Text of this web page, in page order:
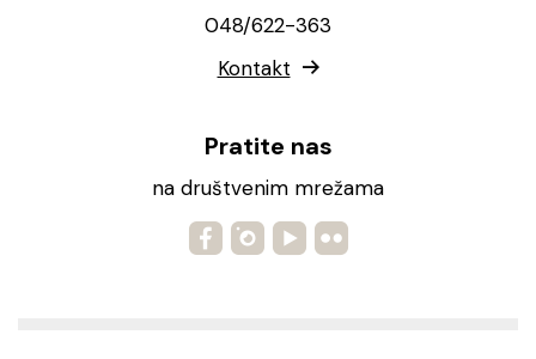
048/622-363
Kontakt
Pratite nas
na društvenim mrežama